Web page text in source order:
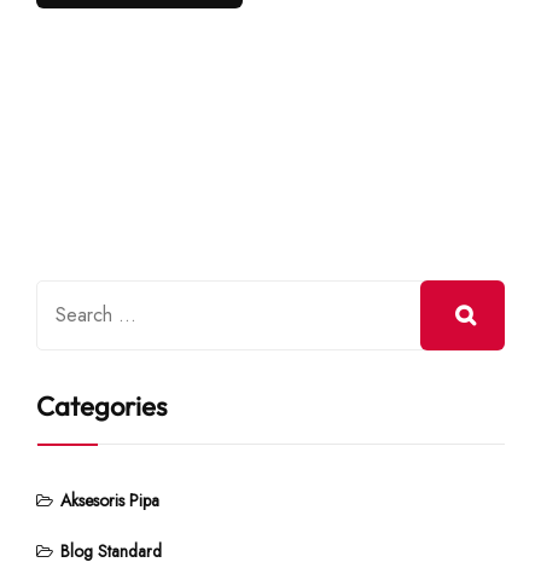
Categories
Aksesoris Pipa
Blog Standard